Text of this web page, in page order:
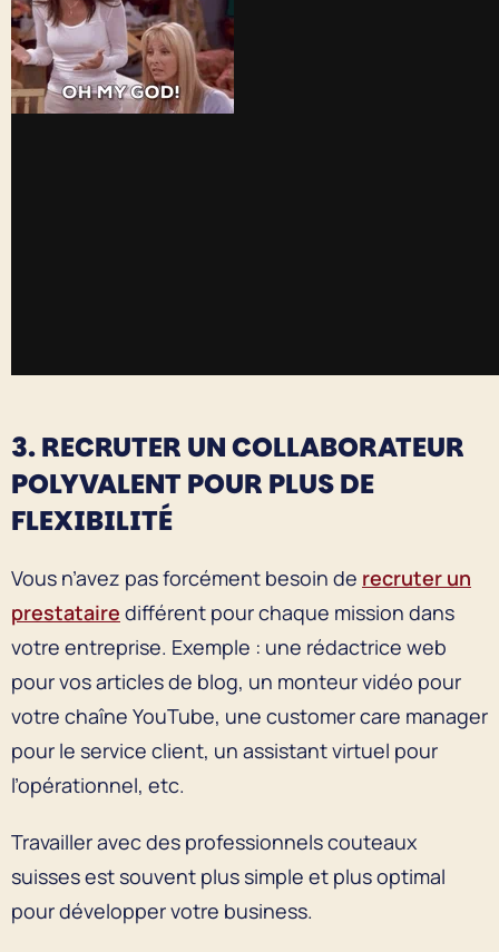
3. RECRUTER UN COLLABORATEUR
POLYVALENT POUR PLUS DE
FLEXIBILITÉ
Vous n’avez pas forcément besoin de recruter un
prestataire différent pour chaque mission dans
votre entreprise. Exemple : une rédactrice web
pour vos articles de blog, un monteur vidéo pour
votre chaîne YouTube, une customer care manager
pour le service client, un assistant virtuel pour
l’opérationnel, etc.
Travailler avec des professionnels couteaux
suisses est souvent plus simple et plus optimal
pour développer votre business.